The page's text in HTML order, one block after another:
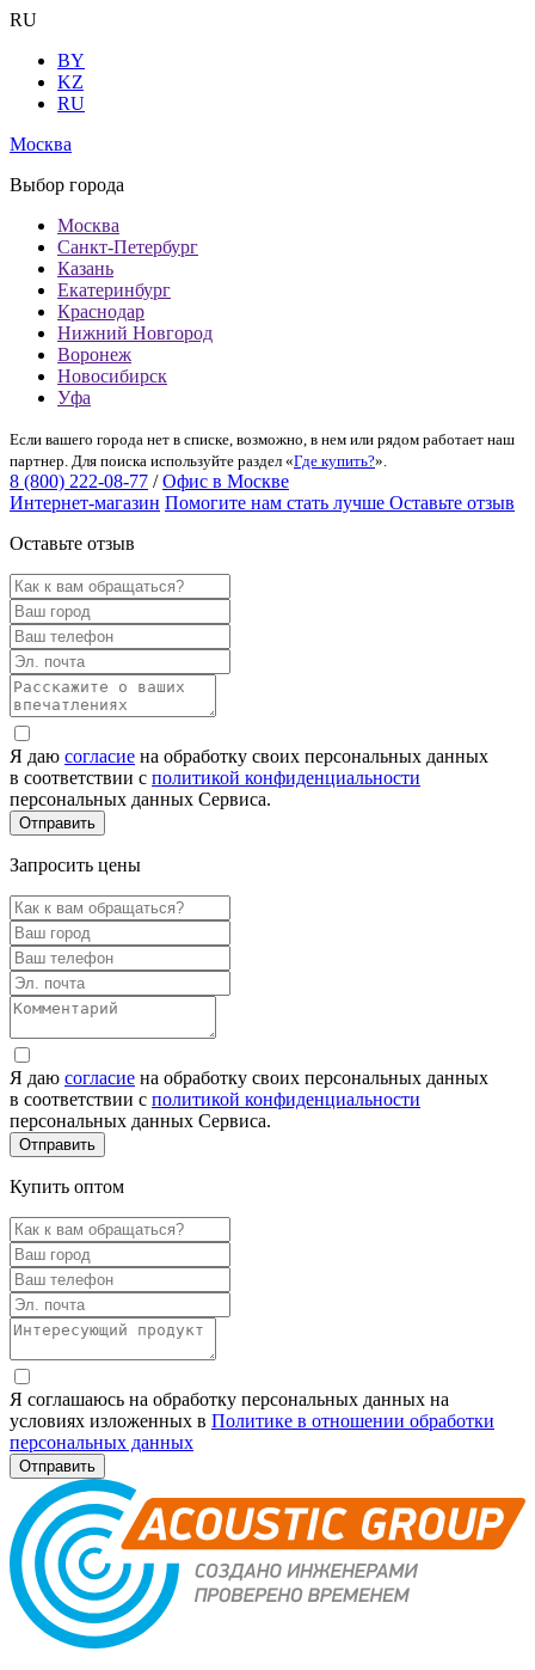
RU
BY
KZ
RU
Москва
Выбор города
Москва
Санкт-Петербург
Казань
Екатеринбург
Краснодар
Нижний Новгород
Воронеж
Новосибирск
Уфа
Если вашего города нет в списке, возможно, в нем или рядом работает наш
партнер. Для поиска используйте раздел «Где купить?».
8 (800) 222-08-77 / Офис в Москве
Интернет-магазин Помогите нам стать лучше Оставьте отзыв
Оставьте отзыв
Я даю согласие на обработку своих персональных данных
в соответствии с политикой конфиденциальности
персональных данных Сервиса.
Запросить цены
Я даю согласие на обработку своих персональных данных
в соответствии с политикой конфиденциальности
персональных данных Сервиса.
Купить оптом
Я соглашаюсь на обработку персональных данных на
условиях изложенных в Политике в отношении обработки
персональных данных